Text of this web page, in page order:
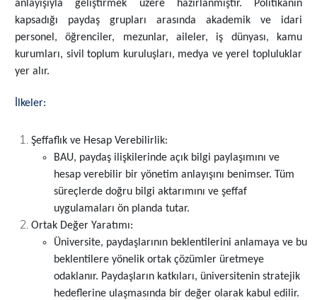
anlayışıyla geliştirmek üzere hazırlanmıştır. Politikanın
kapsadığı paydaş grupları arasında akademik ve idari
personel, öğrenciler, mezunlar, aileler, iş dünyası, kamu
kurumları, sivil toplum kuruluşları, medya ve yerel topluluklar
yer alır.
İlkeler:
Şeffaflık ve Hesap Verebilirlik:
BAU, paydaş ilişkilerinde açık bilgi paylaşımını ve
hesap verebilir bir yönetim anlayışını benimser. Tüm
süreçlerde doğru bilgi aktarımını ve şeffaf
uygulamaları ön planda tutar.
Ortak Değer Yaratımı:
Üniversite, paydaşlarının beklentilerini anlamaya ve bu
beklentilere yönelik ortak çözümler üretmeye
odaklanır. Paydaşların katkıları, üniversitenin stratejik
hedeflerine ulaşmasında bir değer olarak kabul edilir.